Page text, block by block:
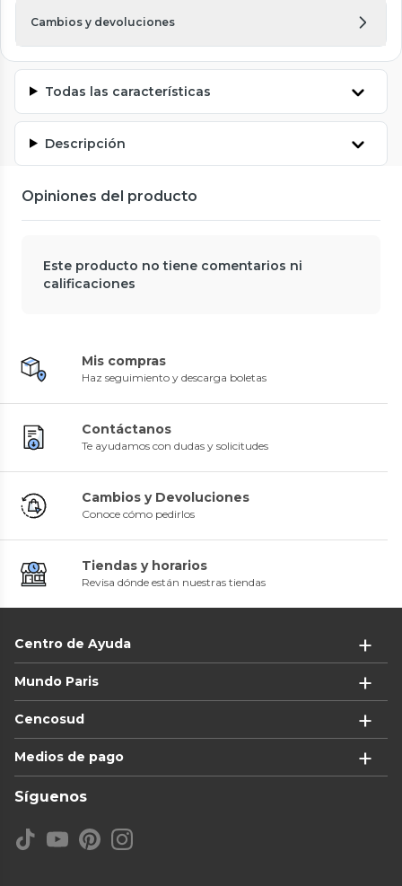
Cambios y devoluciones
Todas las características
Descripción
Opiniones del producto
Este producto no tiene comentarios ni
calificaciones
Mis compras
Haz seguimiento y descarga boletas
Contáctanos
Te ayudamos con dudas y solicitudes
Cambios y Devoluciones
Conoce cómo pedirlos
Tiendas y horarios
Revisa dónde están nuestras tiendas
Centro de Ayuda
Mundo Paris
Cencosud
Medios de pago
Síguenos